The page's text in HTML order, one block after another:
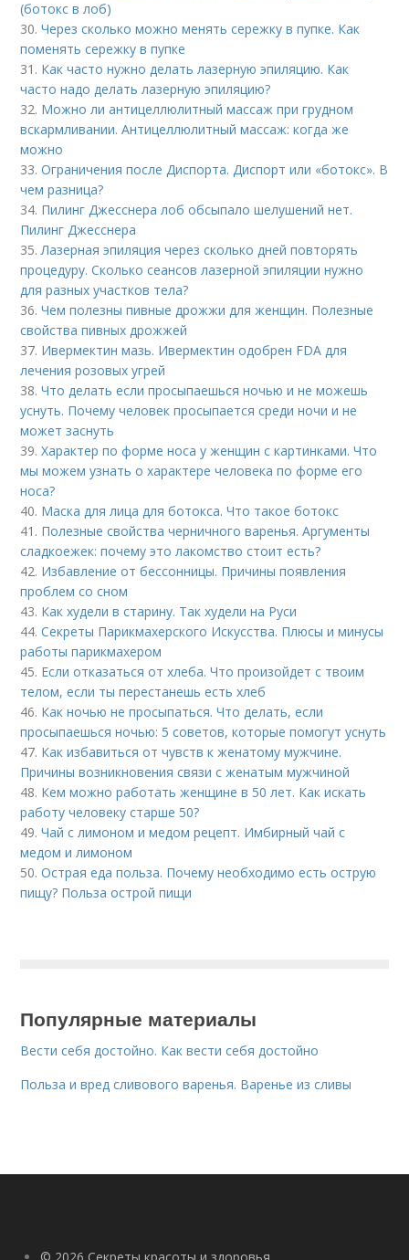
(ботокс в лоб)
30.Через сколько можно менять сережку в пупке. Как
поменять сережку в пупке
31. Как часто нужно делать лазерную эпиляцию. Как
часто надо делать лазерную эпиляцию?
32. Можно ли антицеллюлитный массаж при грудном
вскармливании. Антицеллюлитный массаж: когда же
можно
33.Ограничения после Диспорта. Диспорт или «ботокс». В
чем разница?
34. Пилинг Джесснера лоб обсыпало шелушений нет.
Пилинг Джесснера
35. Лазерная эпиляция через сколько дней повторять
процедуру. Сколько сеансов лазерной эпиляции нужно
для разных участков тела?
36.Чем полезны пивные дрожжи для женщин. Полезные
свойства пивных дрожжей
37. Ивермектин мазь. Ивермектин одобрен FDA для
лечения розовых угрей
38.Что делать если просыпаешься ночью и не можешь
уснуть. Почему человек просыпается среди ночи и не
может заснуть
39.Характер по форме носа у женщин с картинками. Что
мы можем узнать о характере человека по форме его
носа?
40. Маска для лица для ботокса. Что такое ботокс
41. Полезные свойства черничного варенья. Аргументы
сладкоежек: почему это лакомство стоит есть?
42. Избавление от бессонницы. Причины появления
проблем со сном
43. Как худели в старину. Так худели на Руси
44.Секреты Парикмахерского Искусства. Плюсы и минусы
работы парикмахером
45. Если отказаться от хлеба. Что произойдет с твоим
телом, если ты перестанешь есть хлеб
46. Как ночью не просыпаться. Что делать, если
просыпаешься ночью: 5 советов, которые помогут уснуть
47. Как избавиться от чувств к женатому мужчине.
Причины возникновения связи с женатым мужчиной
48. Кем можно работать женщине в 50 лет. Как искать
работу человеку старше 50?
49.Чай с лимоном и медом рецепт. Имбирный чай с
медом и лимоном
50.Острая еда польза. Почему необходимо есть острую
пищу? Польза острой пищи
Популярные материалы
Вести себя достойно. Как вести себя достойно
Польза и вред сливового варенья. Варенье из сливы
© 2026 Секреты красоты и здоровья